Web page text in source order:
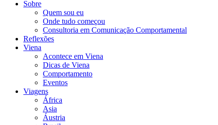
Sobre
Quem sou eu
Onde tudo começou
Consultoria em Comunicação Comportamental
Reflexões
Viena
Acontece em Viena
Dicas de Viena
Comportamento
Eventos
Viagens
África
Asia
Áustria